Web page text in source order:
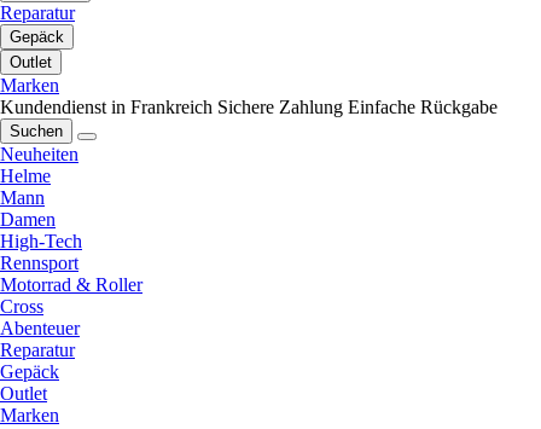
Reparatur
Gepäck
Outlet
Marken
Kundendienst in Frankreich Sichere Zahlung Einfache Rückgabe
Suchen
Neuheiten
Helme
Mann
Damen
High-Tech
Rennsport
Motorrad & Roller
Cross
Abenteuer
Reparatur
Gepäck
Outlet
Marken